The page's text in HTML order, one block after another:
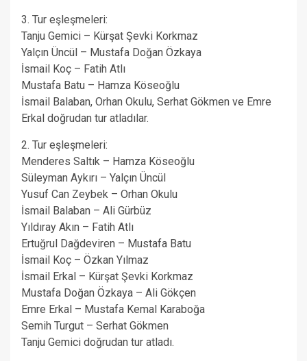
3. Tur eşleşmeleri:
Tanju Gemici – Kürşat Şevki Korkmaz
Yalçın Üncül – Mustafa Doğan Özkaya
İsmail Koç – Fatih Atlı
Mustafa Batu – Hamza Köseoğlu
İsmail Balaban, Orhan Okulu, Serhat Gökmen ve Emre
Erkal doğrudan tur atladılar.
2. Tur eşleşmeleri:
Menderes Saltık – Hamza Köseoğlu
Süleyman Aykırı – Yalçın Üncül
Yusuf Can Zeybek – Orhan Okulu
İsmail Balaban – Ali Gürbüz
Yıldıray Akın – Fatih Atlı
Ertuğrul Dağdeviren – Mustafa Batu
İsmail Koç – Özkan Yılmaz
İsmail Erkal – Kürşat Şevki Korkmaz
Mustafa Doğan Özkaya – Ali Gökçen
Emre Erkal – Mustafa Kemal Karaboğa
Semih Turgut – Serhat Gökmen
Tanju Gemici doğrudan tur atladı.